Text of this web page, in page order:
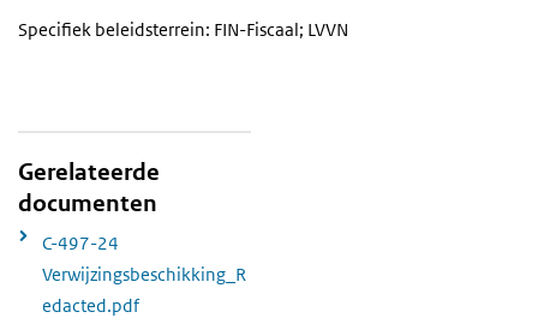
Specifiek beleidsterrein: FIN-Fiscaal; LVVN
Gerelateerde
documenten
C-497-24
Verwijzingsbeschikking_R
edacted.pdf